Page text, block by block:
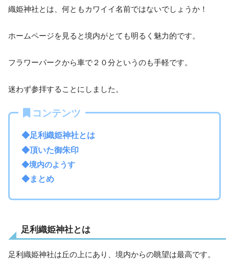
織姫神社とは、何ともカワイイ名前ではないでしょうか！
ホームページを見ると境内がとても明るく魅力的です。
フラワーパークから車で２０分というのも手軽です。
迷わず参拝することにしました。
コンテンツ
◆足利織姫神社とは
◆頂いた御朱印
◆境内のようす
◆まとめ
足利織姫神社とは
足利織姫神社は丘の上にあり、境内からの眺望は最高です。